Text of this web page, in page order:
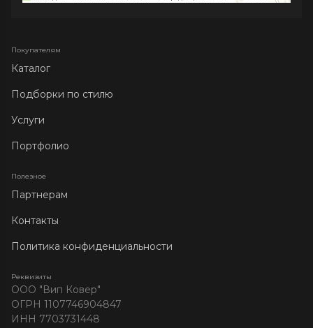
Покупателям
Каталог
Подборки по стилю
Услуги
Портфолио
Полезное
Партнерам
Контакты
Политика конфиденциальности
Реквизиты
ООО "Вип Ковер"
ОГРН 1107746904847
ИНН 7703731448